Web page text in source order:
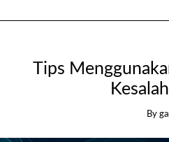
Tips
By